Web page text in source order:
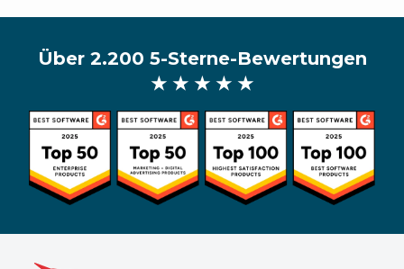
Über 2.200 5-Sterne-Bewertungen
★ ★ ★ ★ ★